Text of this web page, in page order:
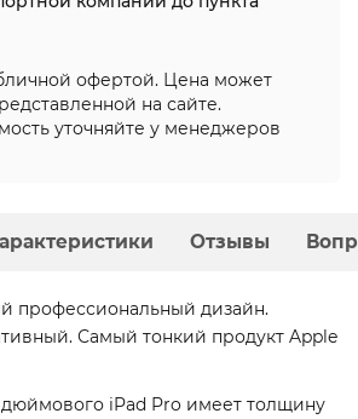
офертой. Цена может
на сайте.
уточняйте у менеджеров
Отзывы
профессиональный дизайн.
Самый тонкий продукт Apple
дюймового iPad Pro имеет толщину